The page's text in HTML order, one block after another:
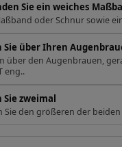
Sie ein weiches
oder Schnur sowie
Sie über Ihren
über den Augenbrauen,
eng..
Sie zweimal
Sie den größeren der